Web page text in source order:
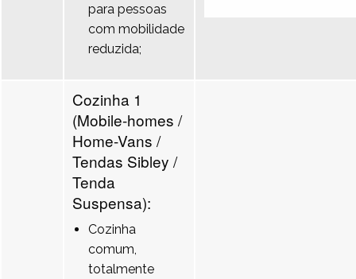
para pessoas
com mobilidade
reduzida;
Cozinha 1
(Mobile-homes /
Home-Vans /
Tendas Sibley /
Tenda
Suspensa):
Cozinha
comum,
totalmente